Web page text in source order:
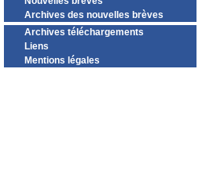
Archives des nouvelles brèves
Archives téléchargements
Liens
Mentions légales